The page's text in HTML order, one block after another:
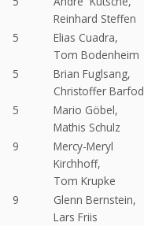
Reinhard Steffen
5
Elias Cuadra,
Tom Bodenheim
5
Brian Fuglsang,
Christoffer Barfod
5
Mario Göbel,
Mathis Schulz
9
Mercy-Meryl
Kirchhoff,
Tom Krupke
9
Glenn Bernstein,
Lars Friis